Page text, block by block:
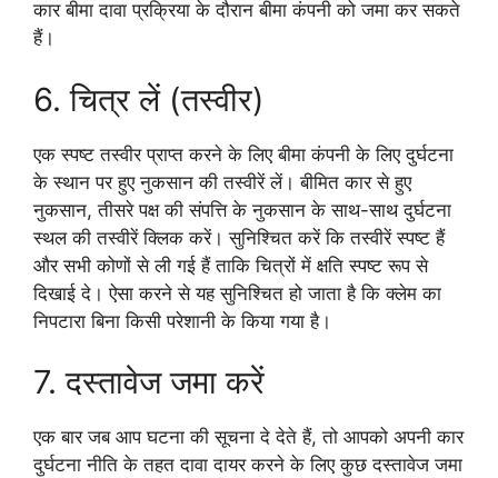
कार बीमा दावा प्रक्रिया के दौरान बीमा कंपनी को जमा कर सकते
हैं।
6. चित्र लें (तस्वीर)
एक स्पष्ट तस्वीर प्राप्त करने के लिए बीमा कंपनी के लिए दुर्घटना
के स्थान पर हुए नुकसान की तस्वीरें लें। बीमित कार से हुए
नुकसान, तीसरे पक्ष की संपत्ति के नुकसान के साथ-साथ दुर्घटना
स्थल की तस्वीरें क्लिक करें। सुनिश्चित करें कि तस्वीरें स्पष्ट हैं
और सभी कोणों से ली गई हैं ताकि चित्रों में क्षति स्पष्ट रूप से
दिखाई दे। ऐसा करने से यह सुनिश्चित हो जाता है कि क्लेम का
निपटारा बिना किसी परेशानी के किया गया है।
7. दस्तावेज जमा करें
एक बार जब आप घटना की सूचना दे देते हैं, तो आपको अपनी कार
दुर्घटना नीति के तहत दावा दायर करने के लिए कुछ दस्तावेज जमा